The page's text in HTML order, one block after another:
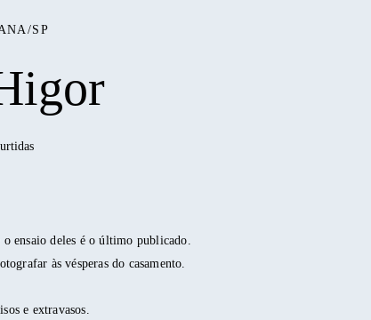
SP
o ensaio deles é o último publicado.
às vésperas do casamento.
e extravasos.